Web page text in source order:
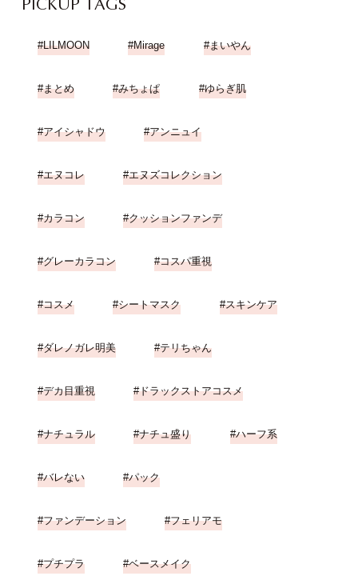
PICKUP TAGS
LILMOON Mirage まいやん
まとめ みちょぱ ゆらぎ肌
アイシャドウ アンニュイ
エヌコレ エヌズコレクション
カラコン クッションファンデ
グレーカラコン コスパ重視
コスメ シートマスク スキンケア
ダレノガレ明美 テリちゃん
デカ目重視 ドラックストアコスメ
ナチュラル ナチュ盛り ハーフ系
バレない パック
ファンデーション フェリアモ
プチプラ ベースメイク